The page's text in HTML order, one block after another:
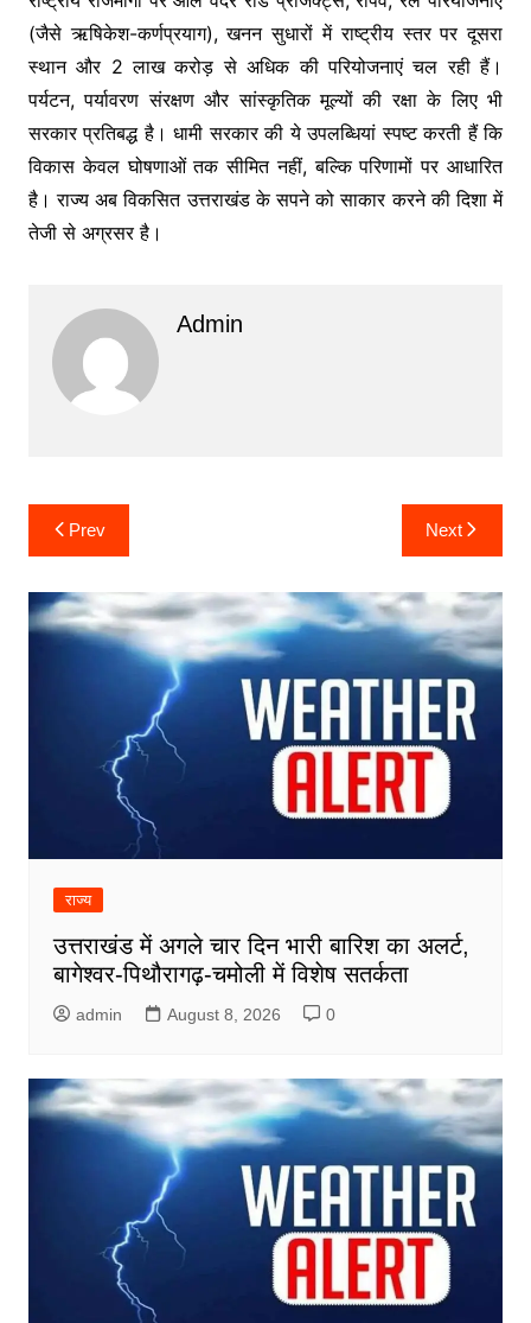
(जैसे ऋषिकेश-कर्णप्रयाग), खनन सुधारों में राष्ट्रीय स्तर पर दूसरा
स्थान और 2 लाख करोड़ से अधिक की परियोजनाएं चल रही हैं।
पर्यटन, पर्यावरण संरक्षण और सांस्कृतिक मूल्यों की रक्षा के लिए भी
सरकार प्रतिबद्ध है। धामी सरकार की ये उपलब्धियां स्पष्ट करती हैं कि
विकास केवल घोषणाओं तक सीमित नहीं, बल्कि परिणामों पर आधारित
है। राज्य अब विकसित उत्तराखंड के सपने को साकार करने की दिशा में
तेजी से अग्रसर है।
Admin
Post
navigation
Prev Next
राज्य
उत्तराखंड में अगले चार दिन भारी बारिश का अलर्ट,
बागेश्वर-पिथौरागढ़-चमोली में विशेष सतर्कता
admin August 8, 2026 0